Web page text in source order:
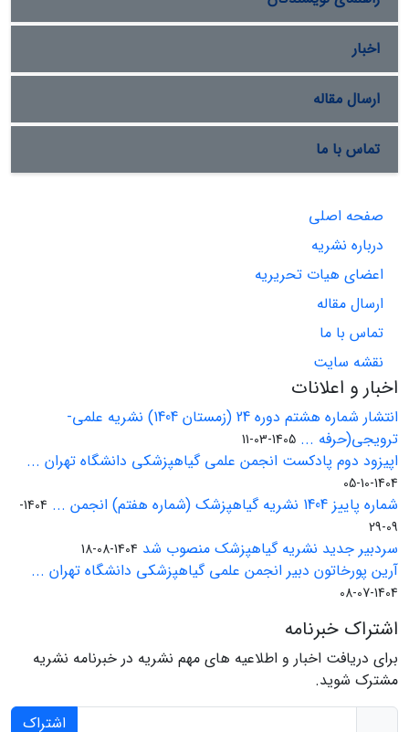
اخبار
ارسال مقاله
تماس با ما
صفحه اصلی
درباره نشریه
اعضای هیات تحریریه
ارسال مقاله
تماس با ما
نقشه سایت
اخبار و اعلانات
انتشار شماره هشتم دوره 24 (زمستان 1404) نشریه علمی-
ترویجی(حرفه ... 1405-03-11
اپیزود دوم پادکست انجمن علمی گیاهپزشکی دانشگاه تهران ...
1404-10-05
شماره پاییز 1404 نشریه گیاهپزشک (شماره هفتم) انجمن ...
1404-
09-29
سردبیر جدید نشریه گیاهپزشک منصوب شد 1404-08-18
آرین پورخاتون دبیر انجمن علمی گیاهپزشکی دانشگاه تهران ...
1404-07-08
اشتراک خبرنامه
برای دریافت اخبار و اطلاعیه های مهم نشریه در خبرنامه نشریه
مشترک شوید.
اشتراک